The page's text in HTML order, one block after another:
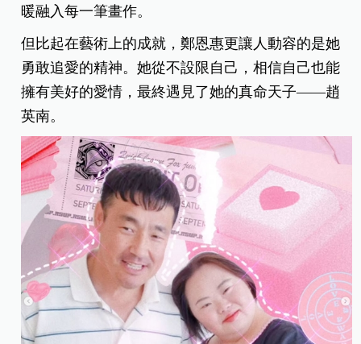
暖融入每一筆畫作。
但比起在藝術上的成就，鄭恩惠更讓人動容的是她
勇敢追愛的精神。她從不設限自己，相信自己也能
擁有美好的愛情，最終遇見了她的真命天子——趙
英南。